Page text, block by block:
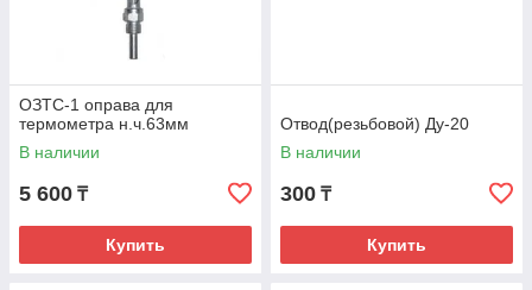
ОЗТС-1 оправа для
термометра н.ч.63мм
В наличии
5 600 ₸
Купить
Отвод(резьбовой) Ду-20
В наличии
300 ₸
Купить